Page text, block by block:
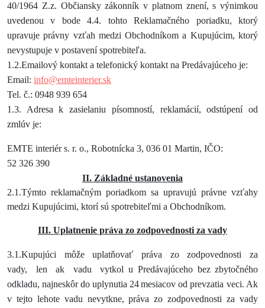
40/1964 Z.z. Občiansky zákonník v platnom znení, s výnimkou
uvedenou v bode 4.4. tohto Reklamačného poriadku, ktorý
upravuje právny vzťah medzi Obchodníkom a Kupujúcim, ktorý
nevystupuje v postavení spotrebiteľa.
1.2.Emailový kontakt a telefonický kontakt na Predávajúceho je:
Email: info@emteinterier.sk
Tel. č.: 0948 939 654
1.3. Adresa k zasielaniu písomností, reklamácií, odstúpení od
zmlúv je:
EMTE interiér s. r. o., Robotnícka 3, 036 01 Martin, IČO:
52 326 390
II. Základné ustanovenia
2.1.Týmto reklamačným poriadkom sa upravujú právne vzťahy
medzi Kupujúcimi, ktorí sú spotrebiteľmi a Obchodníkom.
III. Uplatnenie práva zo zodpovednosti za vady
3.1.Kupujúci môže uplatňovať práva zo zodpovednosti
za
vady,
len ak vadu vytkol u Predávajúceho bez zbytočného
odkladu, najneskôr do uplynutia 24 mesiacov od prevzatia veci. Ak
v tejto lehote vadu nevytkne, práva zo zodpovednosti za vady